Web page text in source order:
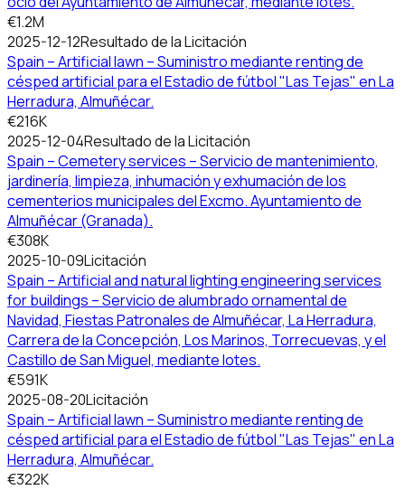
€1.2M
2025-12-12Resultado de la Licitación
Spain – Artificial lawn – Suministro mediante renting de
césped artificial para el Estadio de fútbol "Las Tejas" en La
Herradura, Almuñécar.
€216K
2025-12-04Resultado de la Licitación
Spain – Cemetery services – Servicio de mantenimiento,
jardinería, limpieza, inhumación y exhumación de los
cementerios municipales del Excmo. Ayuntamiento de
Almuñécar (Granada).
€308K
2025-10-09Licitación
Spain – Artificial and natural lighting engineering services
for buildings – Servicio de alumbrado ornamental de
Navidad, Fiestas Patronales de Almuñécar, La Herradura,
Carrera de la Concepción, Los Marinos, Torrecuevas, y el
Castillo de San Miguel, mediante lotes.
€591K
2025-08-20Licitación
Spain – Artificial lawn – Suministro mediante renting de
césped artificial para el Estadio de fútbol "Las Tejas" en La
Herradura, Almuñécar.
€322K